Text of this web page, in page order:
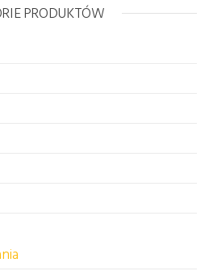
PRODUKTÓW